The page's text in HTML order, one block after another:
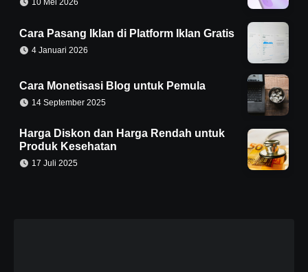
10 Mei 2026
Cara Pasang Iklan di Platform Iklan Gratis
4 Januari 2026
Cara Monetisasi Blog untuk Pemula
14 September 2025
Harga Diskon dan Harga Rendah untuk
Produk Kesehatan
17 Juli 2025